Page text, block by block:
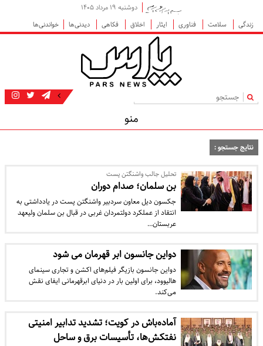
دوشنبه ۱۹ مرداد ۱۴۰۵
زندگی
سلامت فناوری ایثار اخلاق فکاهی دیدنی‌ها خواندنی‌ها
|
منو
نتایج جستجو :
تحلیل جالب واشنگتن پست
بن سلمان؛ صدام دوران
جکسون دیل معاون سردبیر واشنگتن پست در یادداشتی به
انتقاد از عملکرد دولتمردان غربی در قبال بن سلمان ولیعهد
عربستان…
دواین جانسون ابر قهرمان می شود
دواین جانسون بازیگر فیلم‌های اکشن و تجاری سینمای
هالیوود، برای اولین بار در دنیای ابرقهرمانی ایفای نقش
می‌کند.
آماده‌باش در کویت؛ تشدید تدابیر امنیتی
نفتکش‌ها، تأسیسات برق و ساحل